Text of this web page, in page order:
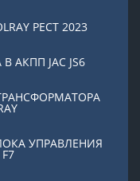
PЕСТ 2023
JAC JS6
УПРАВЛЕНИЯ